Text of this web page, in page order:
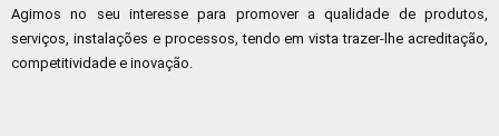
Agimos no seu interesse para promover a qualidade de produtos,
serviços, instalações e processos, tendo em vista trazer-lhe acreditação,
competitividade e inovação.